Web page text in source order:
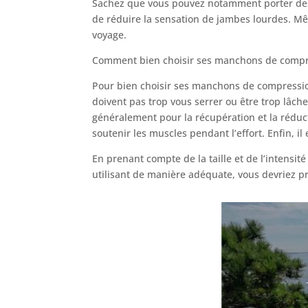
Sachez que vous pouvez notamment porter
de réduire la sensation de jambes lourdes.
voyage.
Comment bien choisir ses manchons de
Pour bien choisir ses manchons de
doivent pas trop vous serrer ou être trop
généralement pour la récupération et la
soutenir les muscles pendant l’effort. Enfin,
En prenant compte de la taille et de
utilisant de manière adéquate, vous devriez